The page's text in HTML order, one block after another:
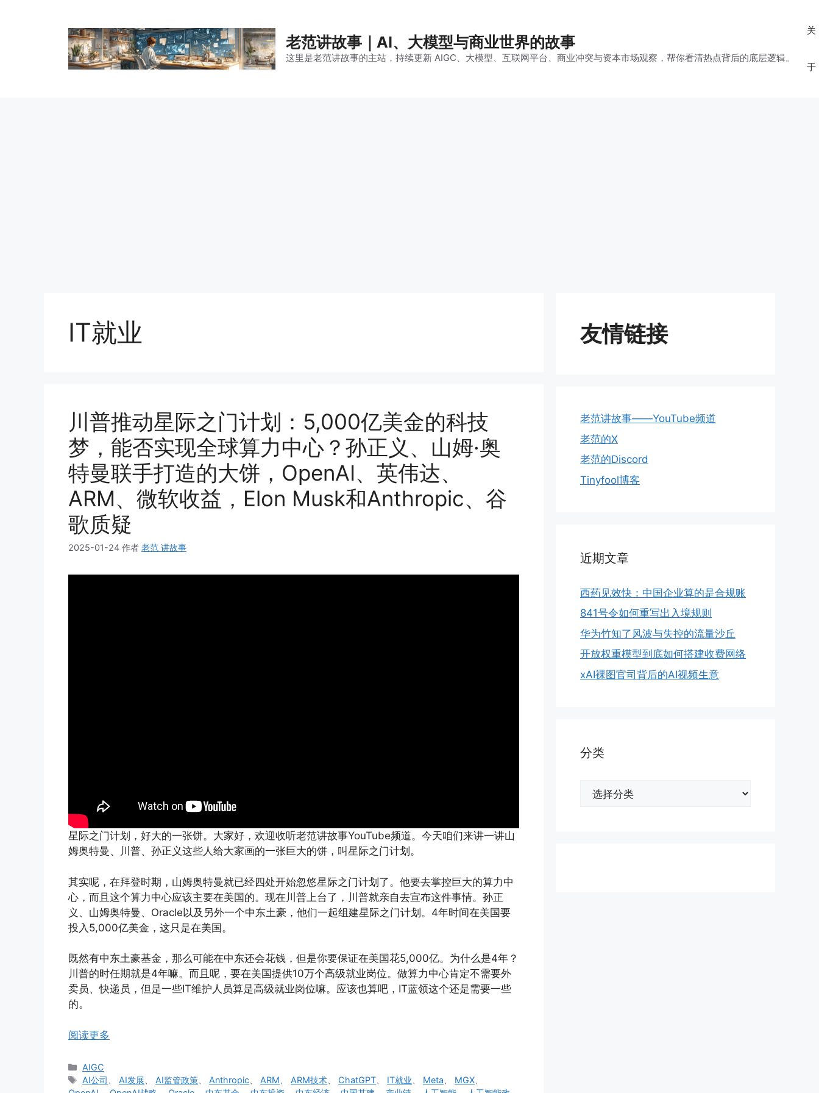
老范讲故事｜AI、大模型与商业世界的故事
这里是老范讲故事的主站，持续更新 AIGC、大模型、互联网平台、商业冲突与资本市场观察，帮你看清热点背后的底层逻辑。
关
于
IT就业
川普推动星际之门计划：5,000亿美金的科技
梦，能否实现全球算力中心？孙正义、山姆·奥
特曼联手打造的大饼，OpenAI、英伟达、
ARM、微软收益，Elon Musk和Anthropic、谷
歌质疑
2025-01-24 作者 老范 讲故事
星际之门计划，好大的一张饼。大家好，欢迎收听老范讲故事YouTube频道。今天咱们来讲一讲山
姆奥特曼、川普、孙正义这些人给大家画的一张巨大的饼，叫星际之门计划。
其实呢，在拜登时期，山姆奥特曼就已经四处开始忽悠星际之门计划了。他要去掌控巨大的算力中
心，而且这个算力中心应该主要在美国的。现在川普上台了，川普就亲自去宣布这件事情。孙正
义、山姆奥特曼、Oracle以及另外一个中东土豪，他们一起组建星际之门计划。4年时间在美国要
投入5,000亿美金，这只是在美国。
既然有中东土豪基金，那么可能在中东还会花钱，但是你要保证在美国花5,000亿。为什么是4年？
川普的时任期就是4年嘛。而且呢，要在美国提供10万个高级就业岗位。做算力中心肯定不需要外
卖员、快递员，但是一些IT维护人员算是高级就业岗位嘛。应该也算吧，IT蓝领这个还是需要一些
的。
阅读更多
分
类
AIGC
标
AI公司 AI发展 AI监管政策 Anthropic ARM ARM技术 ChatGPT IT就业 Meta MGX
友情链接
老范讲故事——YouTube频道
老范的X
老范的Discord
Tinyfool博客
近期文章
西药见效快：中国企业算的是合规账
841号令如何重写出入境规则
华为竹知了风波与失控的流量沙丘
开放权重模型到底如何搭建收费网络
xAI裸图官司背后的AI视频生意
分类